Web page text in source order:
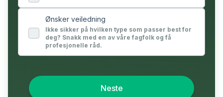
Ønsker veiledning
Ikke sikker på hvilken type som passer best for
deg? Snakk med en av våre fagfolk og få
profesjonelle råd.
Neste